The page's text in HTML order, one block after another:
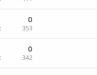
0
353
0
342